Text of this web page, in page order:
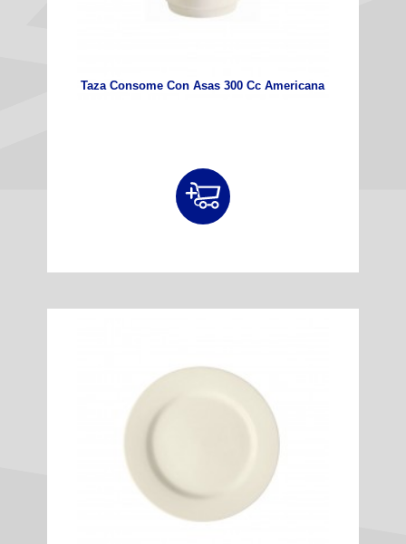
Taza Consome Con Asas 300 Cc Americana